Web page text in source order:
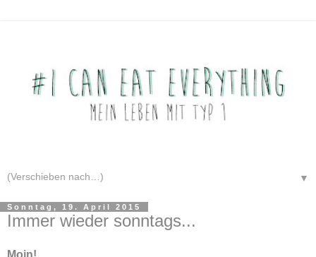
▼
Sonntag, 19. April 2015
Immer wieder sonntags...
Moin!